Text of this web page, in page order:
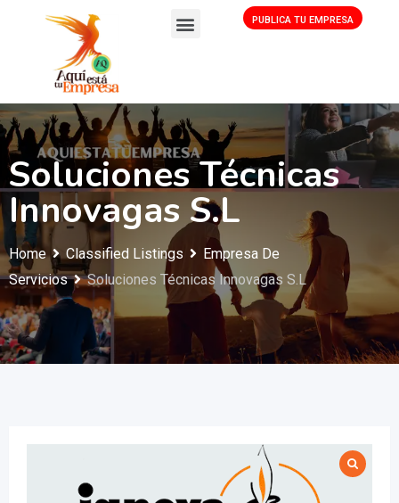
PUBLICA TU EMPRESA
Soluciones Técnicas
Innovagas S.L
Home Classified Listings
Empresa De
Servicios
Soluciones Técnicas Innovagas S.L